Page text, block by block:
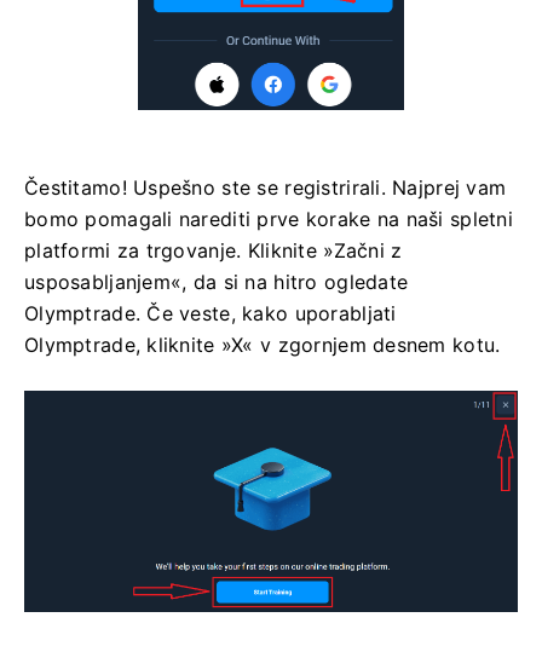
Čestitamo! Uspešno ste se registrirali. Najprej vam
bomo pomagali narediti prve korake na naši spletni
platformi za trgovanje. Kliknite »Začni z
usposabljanjem«, da si na hitro ogledate
Olymptrade. Če veste, kako uporabljati
Olymptrade, kliknite »X« v zgornjem desnem kotu.